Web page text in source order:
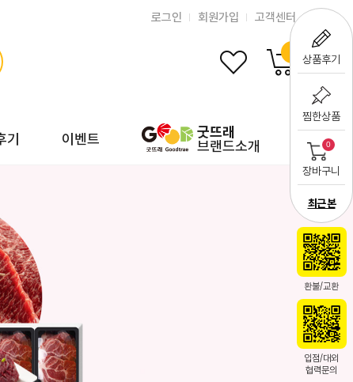
상품후기
찜한상품
0
장바구니
최근 본
환불/교환
입점/대외
협력문의
로그인 회원가입 고객센터
기 이벤트
굿뜨래
브랜드소개